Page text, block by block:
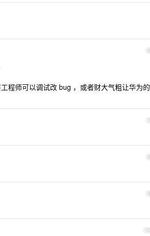
6
程师可以调试改 bug ，或者财大气粗让华为的
7
8
9
10